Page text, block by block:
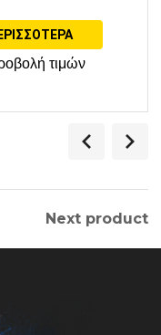
τιμών
Next product